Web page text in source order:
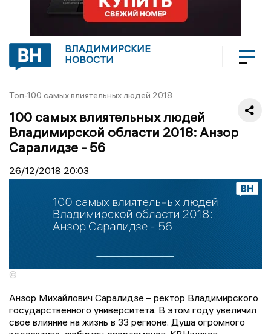
ВЛАДИМИРСКИЕ
НОВОСТИ
Топ-100 самых влиятельных людей 2018
100 самых влиятельных людей
Владимирской области 2018: Анзор
Саралидзе - 56
26/12/2018 20:03
©
Анзор Михайлович Саралидзе – ректор Владимирского
государственного университета. В этом году увеличил
свое влияние на жизнь в 33 регионе. Душа огромного